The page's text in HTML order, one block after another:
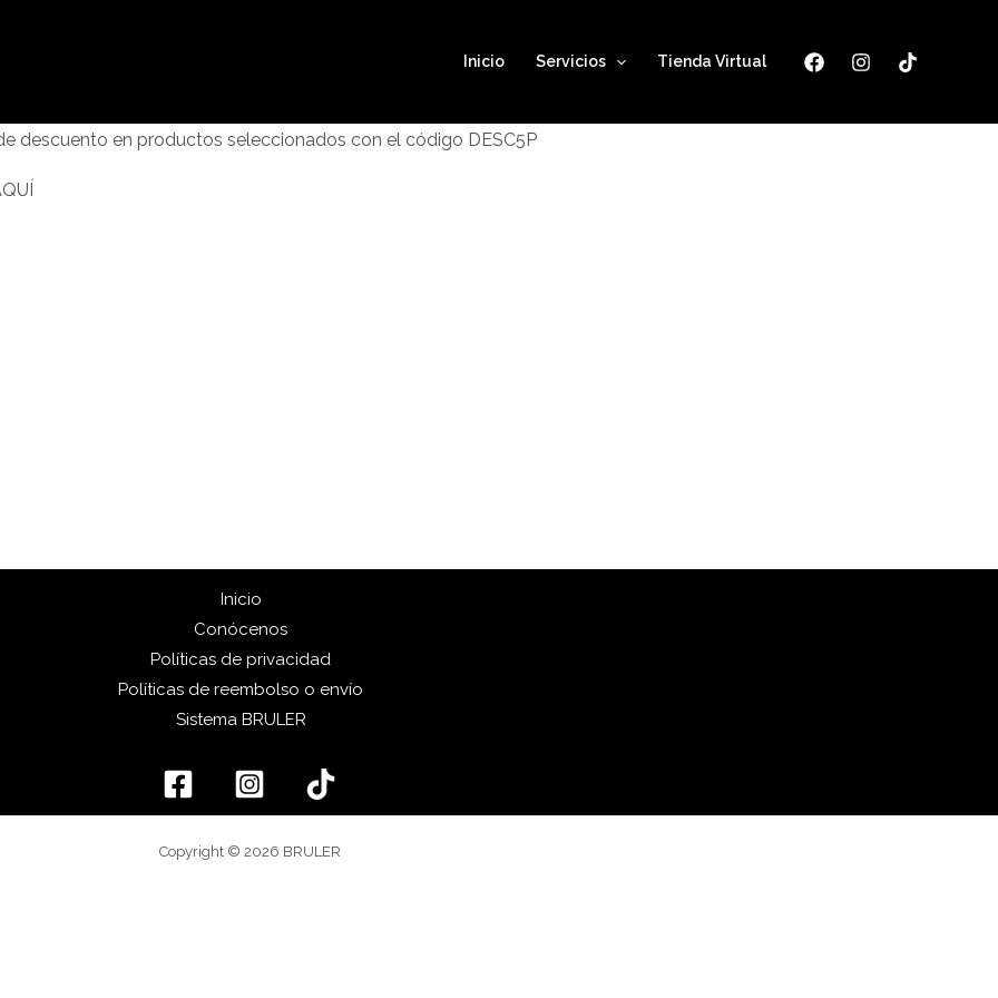
Inicio Servicios Tienda Virtual
descuento en productos seleccionados con el código DESC5P
Inicio
Conócenos
Políticas de privacidad
Políticas de reembolso o envío
Sistema BRULER
Copyright © 2026 BRULER